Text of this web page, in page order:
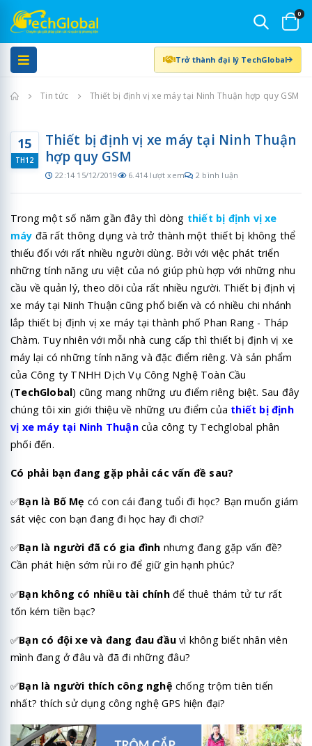
0
Trở thành đại lý TechGlobal
Trang chủ
Tin tức Thiết bị định vị xe máy tại Ninh Thuận hợp quy GSM
15
TH12
Thiết bị định vị xe máy tại Ninh Thuận
hợp quy GSM
22:14 15/12/2019 6.414 lượt xem 2 bình luận
Trong một số năm gần đây thì dòng thiết bị định vị xe
máy đã rất thông dụng và trở thành một thiết bị không thể
thiếu đối với rất nhiều người dùng. Bởi với việc phát triển
những tính năng ưu việt của nó giúp phù hợp với những nhu
cầu về quản lý, theo dõi của rất nhiều người. Thiết bị định vị
xe máy tại Ninh Thuận cũng phổ biến và có nhiều chi nhánh
lắp thiết bị định vị xe máy tại thành phố Phan Rang - Tháp
Chàm. Tuy nhiên với mỗi nhà cung cấp thì thiết bị định vị xe
máy lại có những tính năng và đặc điểm riêng. Và sản phẩm
của Công ty TNHH Dịch Vụ Công Nghệ Toàn Cầu
(TechGlobal) cũng mang những ưu điểm riêng biệt. Sau đây
chúng tôi xin giới thiệu về những ưu điểm của thiết bị định
vị xe máy tại Ninh Thuậncủa công ty Techglobal phân
phối đến.
Có phải bạn đang gặp phải các vấn đề sau?
✅Bạn là Bố Mẹ có con cái đang tuổi đi học? Bạn muốn giám
sát việc con bạn đang đi học hay đi chơi?
✅Bạn là người đã có gia đình nhưng đang gặp vấn đề?
Cần phát hiện sớm rủi ro để giữ gìn hạnh phúc?
✅Bạn không có nhiều tài chínhđể thuê thám tử tư rất
tốn kém tiền bạc?
✅Bạn có đội xe và đang đau đầu vì không biết nhân viên
mình đang ở đâu và đã đi những đâu?
✅Bạn là người thích công nghệ chống trộm tiên tiến
nhất? thích sử dụng công nghệ GPS hiện đại?